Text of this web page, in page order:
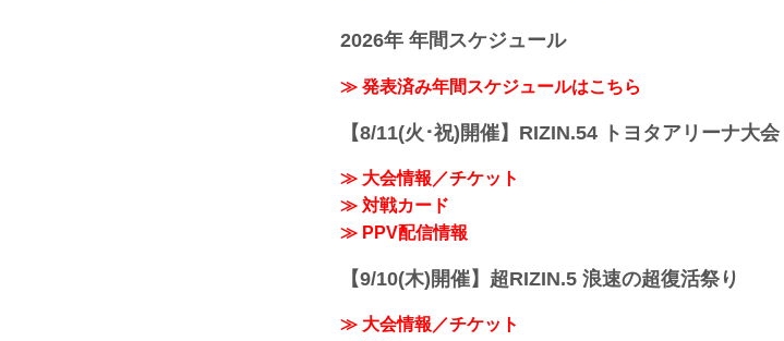
2026年 年間スケジュール
≫ 発表済み年間スケジュールはこちら
【8/11(火･祝)開催】RIZIN.54 トヨタアリーナ大会
≫ 大会情報／チケット
≫ 対戦カード
≫ PPV配信情報
【9/10(木)開催】超RIZIN.5 浪速の超復活祭り
≫ 大会情報／チケット